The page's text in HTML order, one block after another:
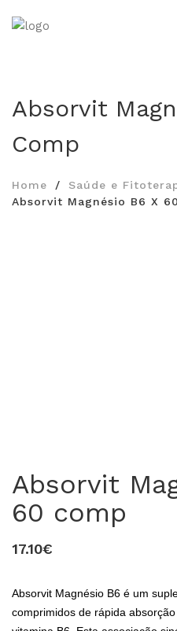
Absorvit
Comp
Home
Saúde e
Absorvit Magnésio B6 X
Absorvit
60 comp
17.10€
Absorvit Magnésio B6 é um
comprimidos de rápida